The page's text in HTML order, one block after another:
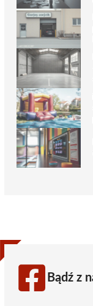
Bądź z